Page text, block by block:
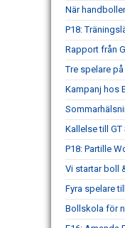
När
P18:
Rapport från
Tre spelare
Kampanj hos
Kallelse till
P18: Partille
Vi startar boll
Fyra spelare
Bollskola för